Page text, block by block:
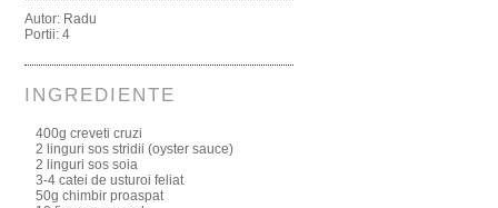
Autor: Radu
Portii:4
INGREDIENTE
400g creveti cruzi
2 linguri sos stridii (oyster sauce)
2 linguri sos soia
3-4 catei de usturoi feliat
50g chimbir proaspat